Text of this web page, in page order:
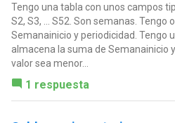
Tengo una tabla con unos campos
S2, S3, ... S52. Son semanas. Tengo
Semanainicio y periodicidad. Tengo
almacena la suma de Semanainicio
valor sea menor...
1 respuesta